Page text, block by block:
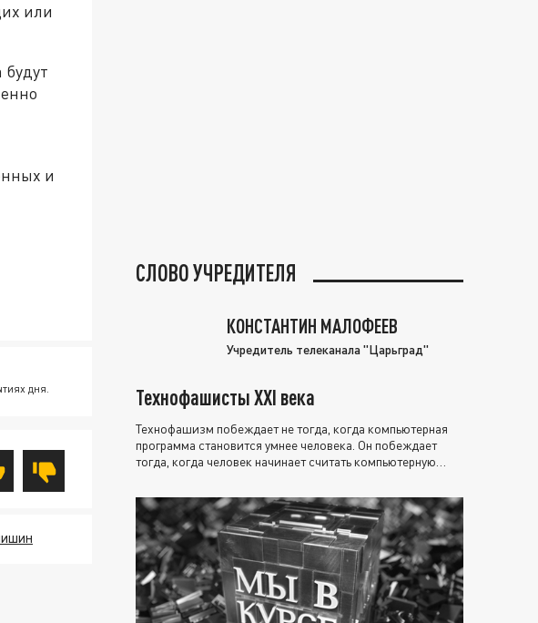
или
и
дня.
СЛОВО УЧРЕДИТЕЛЯ
КОНСТАНТИН МАЛОФЕЕВ
Учредитель телеканала "Царьград"
Технофашисты XXI века
Технофашизм побеждает не тогда, когда компьютерная
программа становится умнее человека. Он побеждает
тогда, когда человек начинает считать компьютерную